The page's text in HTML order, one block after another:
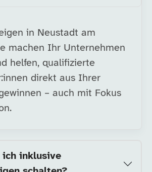
in Neustadt am
machen Ihr Unternehmen
helfen, qualifizierte
direkt aus Ihrer
– auch mit Fokus
ich inklusive